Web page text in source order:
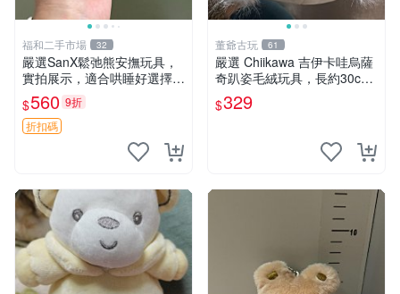
福和二手市場 32
嚴選SanX鬆弛熊安撫玩具，
實拍展示，適合哄睡好選擇
電腦玩具 安撫用品
$560 9折
折扣碼
董爺古玩 61
嚴選 Chiikawa 吉伊卡哇烏薩
奇趴姿毛絨玩具，長約30c
m，質地超軟適合收藏 烏薩
奇 Chiikawa 毛絨 超軟
$329